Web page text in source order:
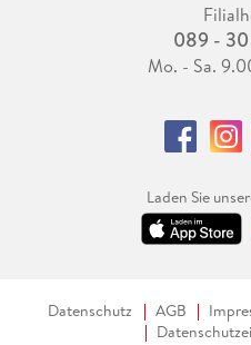
089 - 30
Mo. - Sa.
Laden Sie
Datenschutz AGB